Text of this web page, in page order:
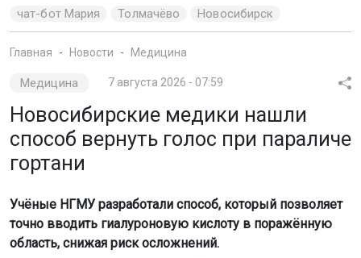
чат-бот Мария Толмачёво Новосибирск
Главная Новости Медицина
Медицина 7 августа 2026 - 07:59
Новосибирские медики нашли
способ вернуть голос при параличе
гортани
Учёные НГМУ разработали способ, который позволяет
точно вводить гиалуроновую кислоту в поражённую
область, снижая риск осложнений.